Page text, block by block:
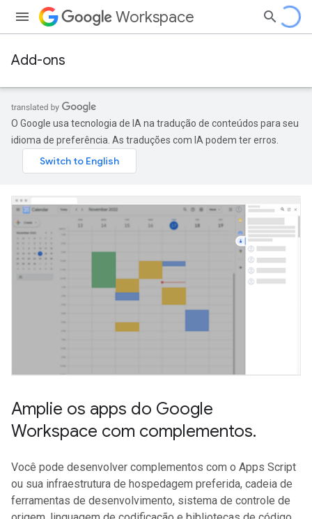
Workspace
Add-ons
O Google usa tecnologia de IA na tradução de conteúdos para seu
idioma de preferência. As traduções com IA podem ter erros.
Amplie os apps do Google
Workspace com complementos.
Você pode desenvolver complementos com o Apps Script
ou sua infraestrutura de hospedagem preferida, cadeia de
ferramentas de desenvolvimento, sistema de controle de